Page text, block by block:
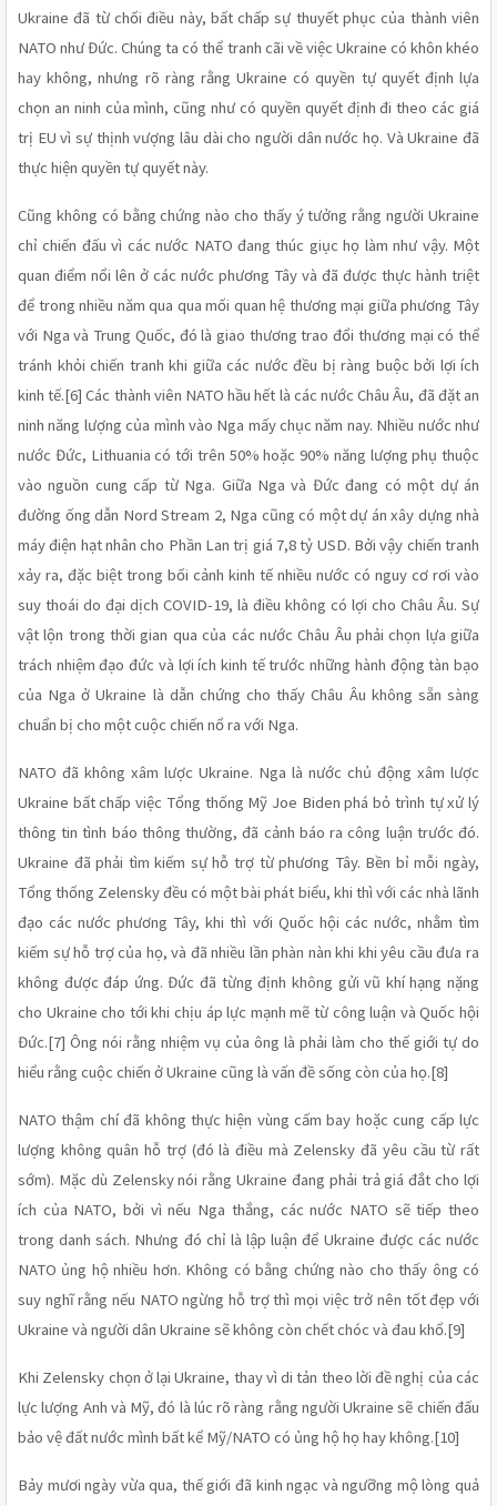
Ukraine đã từ chối điều này, bất chấp sự thuyết phục của thành viên
NATO như Đức. Chúng ta có thể tranh cãi về việc Ukraine có khôn khéo
hay không, nhưng rõ ràng rằng Ukraine có quyền tự quyết định lựa
chọn an ninh của mình, cũng như có quyền quyết định đi theo các giá
trị EU vì sự thịnh vượng lâu dài cho người dân nước họ. Và Ukraine đã
thực hiện quyền tự quyết này.
Cũng không có bằng chứng nào cho thấy ý tưởng rằng người Ukraine
chỉ chiến đấu vì các nước NATO đang thúc giục họ làm như vậy. Một
quan điểm nổi lên ở các nước phương Tây và đã được thực hành triệt
để trong nhiều năm qua qua mối quan hệ thương mại giữa phương Tây
với Nga và Trung Quốc, đó là giao thương trao đổi thương mại có thể
tránh khỏi chiến tranh khi giữa các nước đều bị ràng buộc bởi lợi ích
kinh tế.[6] Các thành viên NATO hầu hết là các nước Châu Âu, đã đặt an
ninh năng lượng của mình vào Nga mấy chục năm nay. Nhiều nước như
nước Đức, Lithuania có tới trên 50% hoặc 90% năng lượng phụ thuộc
vào nguồn cung cấp từ Nga. Giữa Nga và Đức đang có một dự án
đường ống dẫn Nord Stream 2, Nga cũng có một dự án xây dựng nhà
máy điện hạt nhân cho Phần Lan trị giá 7,8 tỷ USD. Bởi vậy chiến tranh
xảy ra, đặc biệt trong bối cảnh kinh tế nhiều nước có nguy cơ rơi vào
suy thoái do đại dịch COVID-19, là điều không có lợi cho Châu Âu. Sự
vật lộn trong thời gian qua của các nước Châu Âu phải chọn lựa giữa
trách nhiệm đạo đức và lợi ích kinh tế trước những hành động tàn bạo
của Nga ở Ukraine là dẫn chứng cho thấy Châu Âu không sẵn sàng
chuẩn bị cho một cuộc chiến nổ ra với Nga.
NATO đã không xâm lược Ukraine. Nga là nước chủ động xâm lược
Ukraine bất chấp việc Tổng thống Mỹ Joe Biden phá bỏ trình tự xử lý
thông tin tình báo thông thường, đã cảnh báo ra công luận trước đó.
Ukraine đã phải tìm kiếm sự hỗ trợ từ phương Tây. Bền bỉ mỗi ngày,
Tổng thống Zelensky đều có một bài phát biểu, khi thì với các nhà lãnh
đạo các nước phương Tây, khi thì với Quốc hội các nước, nhằm tìm
kiếm sự hỗ trợ của họ, và đã nhiều lần phàn nàn khi khi yêu cầu đưa ra
không được đáp ứng. Đức đã từng định không gửi vũ khí hạng nặng
cho Ukraine cho tới khi chịu áp lực mạnh mẽ từ công luận và Quốc hội
Đức.[7] Ông nói rằng nhiệm vụ của ông là phải làm cho thế giới tự do
hiểu rằng cuộc chiến ở Ukraine cũng là vấn đề sống còn của họ.[8]
NATO thậm chí đã không thực hiện vùng cấm bay hoặc cung cấp lực
lượng không quân hỗ trợ (đó là điều mà Zelensky đã yêu cầu từ rất
sớm). Mặc dù Zelensky nói rằng Ukraine đang phải trả giá đắt cho lợi
ích của NATO, bởi vì nếu Nga thắng, các nước NATO sẽ tiếp theo
trong danh sách. Nhưng đó chỉ là lập luận để Ukraine được các nước
NATO ủng hộ nhiều hơn. Không có bằng chứng nào cho thấy ông có
suy nghĩ rằng nếu NATO ngừng hỗ trợ thì mọi việc trở nên tốt đẹp với
Ukraine và người dân Ukraine sẽ không còn chết chóc và đau khổ.[9]
Khi Zelensky chọn ở lại Ukraine, thay vì di tản theo lời đề nghị của các
lực lượng Anh và Mỹ, đó là lúc rõ ràng rằng người Ukraine sẽ chiến đấu
bảo vệ đất nước mình bất kể Mỹ/NATO có ủng hộ họ hay không.[10]
Bảy mươi ngày vừa qua, thế giới đã kinh ngạc và ngưỡng mộ lòng quả